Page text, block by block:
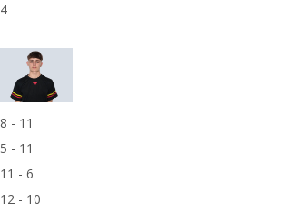
4
8 - 11
5 - 11
11 - 6
12 - 10